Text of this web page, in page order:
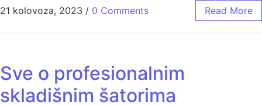
21 kolovoza, 2023 / 0 Comments Read More
Sve o profesionalnim
skladišnim šatorima